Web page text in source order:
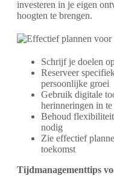
investeren in je eigen
hoogten te brengen.
Schrijf je doelen
Reserveer
persoonlijke groei
Gebruik digitale
herinneringen in te
Behoud flexibiliteit
nodig
Zie effectief
toekomst
Tijdmanagementtips